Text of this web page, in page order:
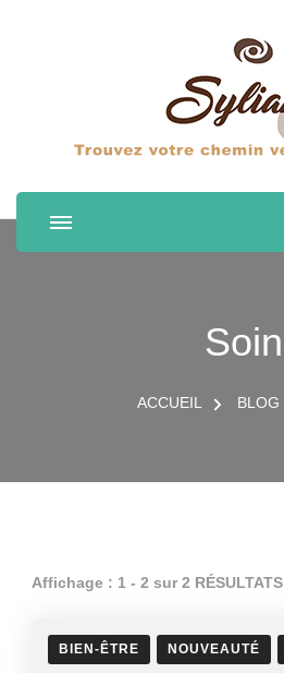
Soin
ACCUEIL BLOG
Affichage : 1 - 2 sur 2 RÉSULTATS
BIEN-ÊTRE NOUVEAUTÉ